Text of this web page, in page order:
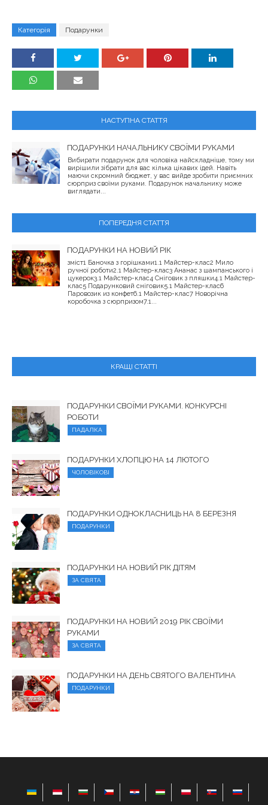
Категорія Подарунки
НАСТУПНА СТАТТЯ
ПОДАРУНКИ НАЧАЛЬНИКУ СВОЇМИ РУКАМИ
Вибирати подарунок для чоловіка найскладніше, тому ми
вирішили зібрати для вас кілька цікавих ідей. Навіть
маючи скромний бюджет, у вас вийде зробити приємних
сюрприз своїми руками. Подарунок начальнику може
виглядати...
ПОПЕРЕДНЯ СТАТТЯ
ПОДАРУНКИ НА НОВИЙ РІК
зміст1 Баночка з горішками1.1 Майстер-клас2 Мило
ручної роботи2.1 Майстер-клас3 Ананас з шампанського і
цукерок3.1 Майстер-клас4 Сніговик з пляшки4.1 Майстер-
клас5 Подарунковий сніговик5.1 Майстер-клас6
Паровозик из конфет6.1 Майстер-клас7 Новорічна
коробочка з сюрпризом7.1...
КРАЩІ СТАТТІ
ПОДАРУНКИ СВОЇМИ РУКАМИ. КОНКУРСНІ
РОБОТИ
ПАДАЛКА
ПОДАРУНКИ ХЛОПЦЮ НА 14 ЛЮТОГО
ЧОЛОВІКОВІ
ПОДАРУНКИ ОДНОКЛАСНИЦЬ НА 8 БЕРЕЗНЯ
ПОДАРУНКИ
ПОДАРУНКИ НА НОВИЙ РІК ДІТЯМ
ЗА СВЯТА
ПОДАРУНКИ НА НОВИЙ 2019 РІК СВОЇМИ
РУКАМИ
ЗА СВЯТА
ПОДАРУНКИ НА ДЕНЬ СВЯТОГО ВАЛЕНТИНА
ПОДАРУНКИ